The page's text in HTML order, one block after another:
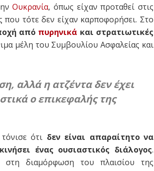
Ουκρανία, όπως είχαν προταθεί στις
τότε δεν είχαν καρποφορήσει. Στο
από πυρηνικά και στρατιωτικές
μέλη του Συμβουλίου Ασφαλείας και
αλλά η ατζέντα δεν έχει
ο επικεφαλής της
ότι δεν είναι απαραίτητο να
ένας ουσιαστικός διάλογος.
στη διαμόρφωση του πλαισίου της